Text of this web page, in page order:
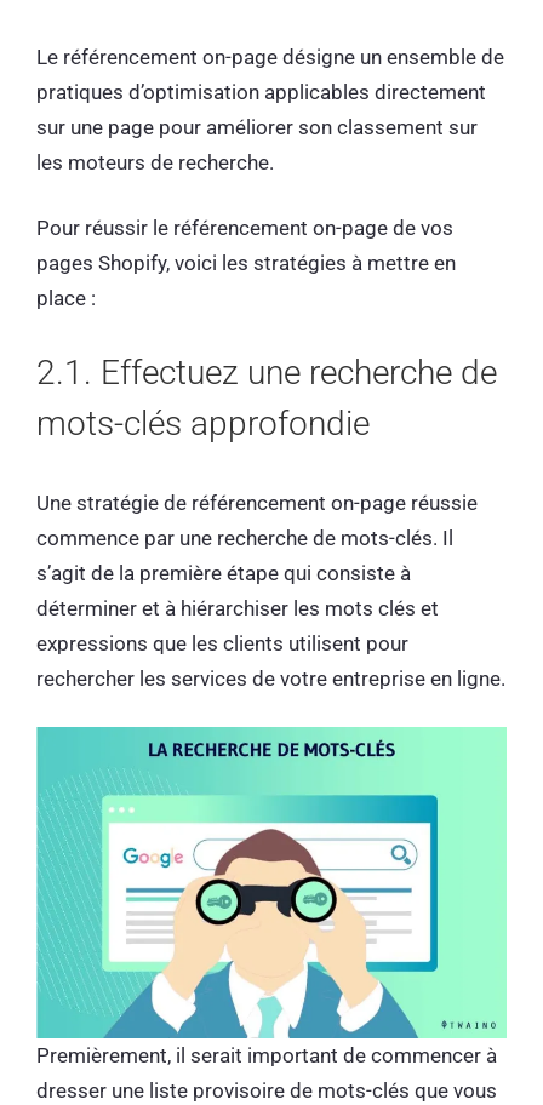
Le référencement on-page désigne un ensemble de
pratiques d’optimisation applicables directement
sur une page pour améliorer son classement sur
les moteurs de recherche.
Pour réussir le référencement on-page de vos
pages Shopify, voici les stratégies à mettre en
place :
2.1. Effectuez une recherche de
mots-clés approfondie
Une stratégie de référencement on-page réussie
commence par une recherche de mots-clés. Il
s’agit de la première étape qui consiste à
déterminer et à hiérarchiser les mots clés et
expressions que les clients utilisent pour
rechercher les services de votre entreprise en ligne.
Premièrement, il serait important de commencer à
dresser une liste provisoire de mots-clés que vous